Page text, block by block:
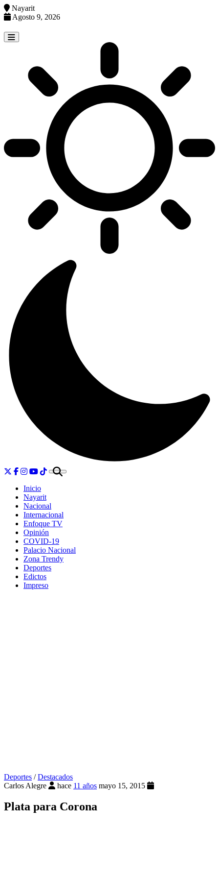
Nayarit
Agosto 9, 2026
to
content
Inicio
Nayarit
Nacional
Internacional
Enfoque TV
Opinión
COVID-19
Palacio Nacional
Zona Trendy
Deportes
Edictos
Impreso
Deportes /Destacados
Carlos Alegre
hace 11 años mayo 15, 2015
Plata para Corona